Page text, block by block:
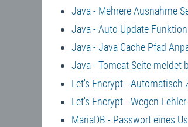
Java - Mehrere Ausnahme
Java - Auto Update
Java - Java Cache Pfad
Java - Tomcat Seite meldet
Let's Encrypt - Automatisch
Let's Encrypt - Wegen
MariaDB - Passwort eines